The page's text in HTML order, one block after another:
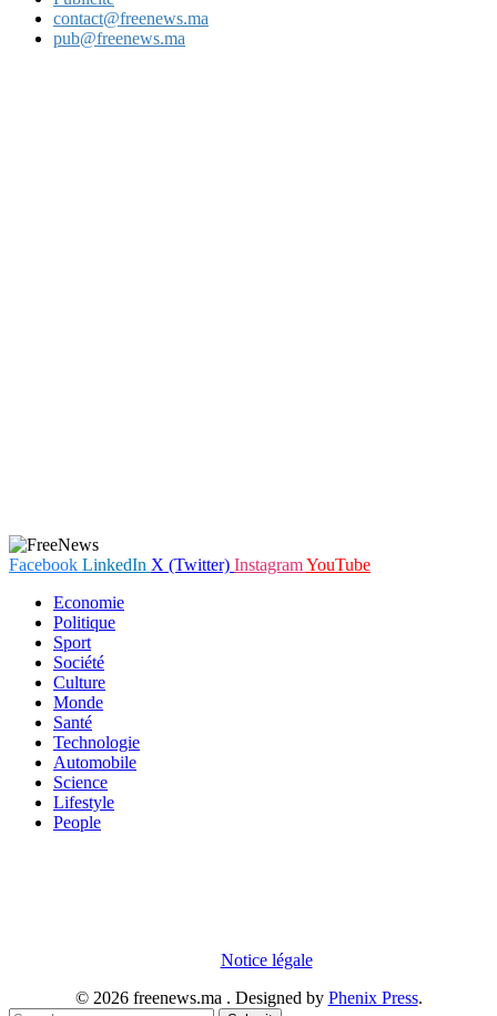
contact@freenews.ma
pub@freenews.ma
Facebook LinkedIn X (Twitter) InstagramYouTube
Economie
Politique
Sport
Société
Culture
Monde
Santé
Technologie
Automobile
Science
Lifestyle
People
Notice légale.
© 2026 freenews.ma . Designed by Phenix Press.